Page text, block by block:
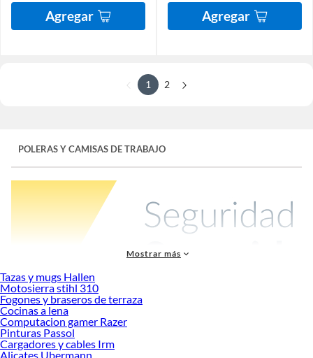
Agregar Agregar
1 2
POLERAS Y CAMISAS DE TRABAJO
En Sodimac encuentra ropa de trabajo para la parte superior del cuerpo que te
brindará comodidad y seguridad a la hora de hacer tus tareas habituales.
Poleras y Camisas de Trabajo:
Mostrar más
Tazas y mugs Hallen
Motosierra stihl 310
Fogones y braseros de terraza
Cocinas a lena
Computacion gamer Razer
Pinturas Passol
Cargadores y cables Irm
Alicates Ubermann